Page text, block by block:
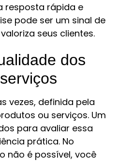
resposta rápida e
pode ser um sinal de
seus clientes.
dos
vezes, definida pela
ou serviços. Um
para avaliar essa
prática. No
não é possível, você